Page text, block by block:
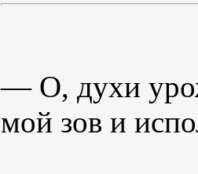
— О, духи
мой зов и